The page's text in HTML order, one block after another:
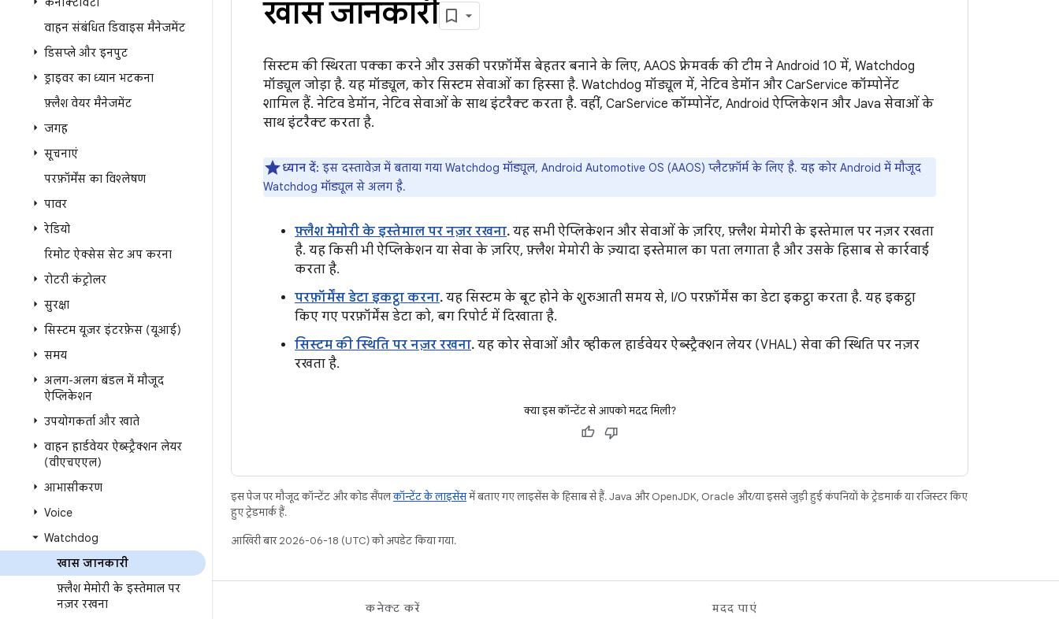
वाहन संबंधित डिवाइस मैनेजमेंट
डिसप्ले और इनपुट
ड्राइवर का ध्यान भटकना
फ़्लैश वेयर मैनेजमेंट
जगह
सूचनाएं
परफ़ॉर्मेंस का विश्लेषण
पावर
रेडियो
रिमोट ऐक्सेस सेट अप करना
रोटरी कंट्रोलर
सुरक्षा
सिस्टम यूज़र इंटरफ़ेस (यूआई)
समय
अलग-अलग बंडल में मौजूद
ऐप्लिकेशन
उपयोगकर्ता और खाते
वाहन हार्डवेयर ऐब्स्ट्रैक्शन लेयर
(वीएचएएल)
आभासीकरण
Voice
Watchdog
खास जानकारी
फ़्लैश मेमोरी के इस्तेमाल पर
नज़र रखना
खास जानकारी
सिस्टम की स्थिरता पक्का करने और उसकी परफ़ॉर्मेंस बेहतर बनाने के लिए, AAOS फ़्रेमवर्क की टीम ने Android 10 में, Watchdog
मॉड्यूल जोड़ा है. यह मॉड्यूल, कोर सिस्टम सेवाओं का हिस्सा है. Watchdog मॉड्यूल में, नेटिव डेमॉन और CarService कॉम्पोनेंट
शामिल हैं. नेटिव डेमॉन, नेटिव सेवाओं के साथ इंटरैक्ट करता है. वहीं, CarService कॉम्पोनेंट, Android ऐप्लिकेशन और Java सेवाओं के
साथ इंटरैक्ट करता है.
ध्यान दें: इस दस्तावेज़ में बताया गया Watchdog मॉड्यूल, Android Automotive OS (AAOS) प्लैटफ़ॉर्म के लिए है. यह कोर Android में मौजूद
Watchdog मॉड्यूल से अलग है.
फ़्लैश मेमोरी के इस्तेमाल पर नज़र रखना. यह सभी ऐप्लिकेशन और सेवाओं के ज़रिए, फ़्लैश मेमोरी के इस्तेमाल पर नज़र रखता
है. यह किसी भी ऐप्लिकेशन या सेवा के ज़रिए, फ़्लैश मेमोरी के ज़्यादा इस्तेमाल का पता लगाता है और उसके हिसाब से कार्रवाई
करता है.
परफ़ॉर्मेंस डेटा इकट्ठा करना. यह सिस्टम के बूट होने के शुरुआती समय से, I/O परफ़ॉर्मेंस का डेटा इकट्ठा करता है. यह इकट्ठा
किए गए परफ़ॉर्मेंस डेटा को, बग रिपोर्ट में दिखाता है.
सिस्टम की स्थिति पर नज़र रखना. यह कोर सेवाओं और व्हीकल हार्डवेयर ऐब्स्ट्रैक्शन लेयर (VHAL) सेवा की स्थिति पर नज़र
रखता है.
क्या इस कॉन्टेंट से आपको मदद मिली?
इस पेज पर मौजूद कॉन्टेंट और कोड सैंपलकॉन्टेंट के लाइसेंसमें बताए गए लाइसेंस के हिसाब से हैं. Java और OpenJDK, Oracle और/या इससे जुड़ी हुई कंपनियों के ट्रेडमार्क या रजिस्टर किए
हुए ट्रेडमार्क हैं.
आखिरी बार 2026-06-18 (UTC) को अपडेट किया गया.
कनेक्ट करें मदद पाएं